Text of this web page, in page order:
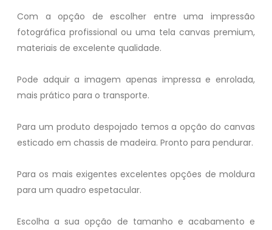
Com a opção de escolher entre uma impressão
fotográfica profissional ou uma tela canvas premium,
materiais de excelente qualidade.
Pode adquir a imagem apenas impressa e enrolada,
mais prático para o transporte.
Para um produto despojado temos a opção do canvas
esticado em chassis de madeira. Pronto para pendurar.
Para os mais exigentes excelentes opções de moldura
para um quadro espetacular.
Escolha a sua opção de tamanho e acabamento e